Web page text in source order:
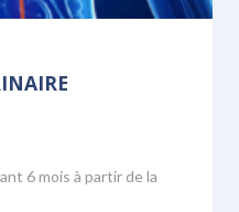
6 mois à partir de la